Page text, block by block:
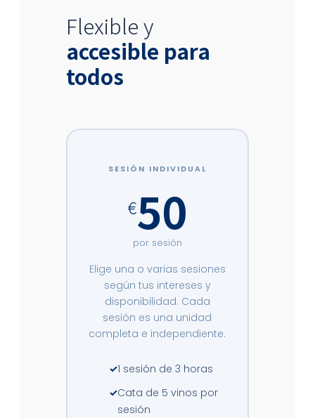
Flexible y
accesible para
todos
SESIÓN INDIVIDUAL
€50
por sesión
Elige una o varias sesiones
según tus intereses y
disponibilidad. Cada
sesión es una unidad
completa e independiente.
1 sesión de 3 horas
Cata de 5 vinos por
sesión